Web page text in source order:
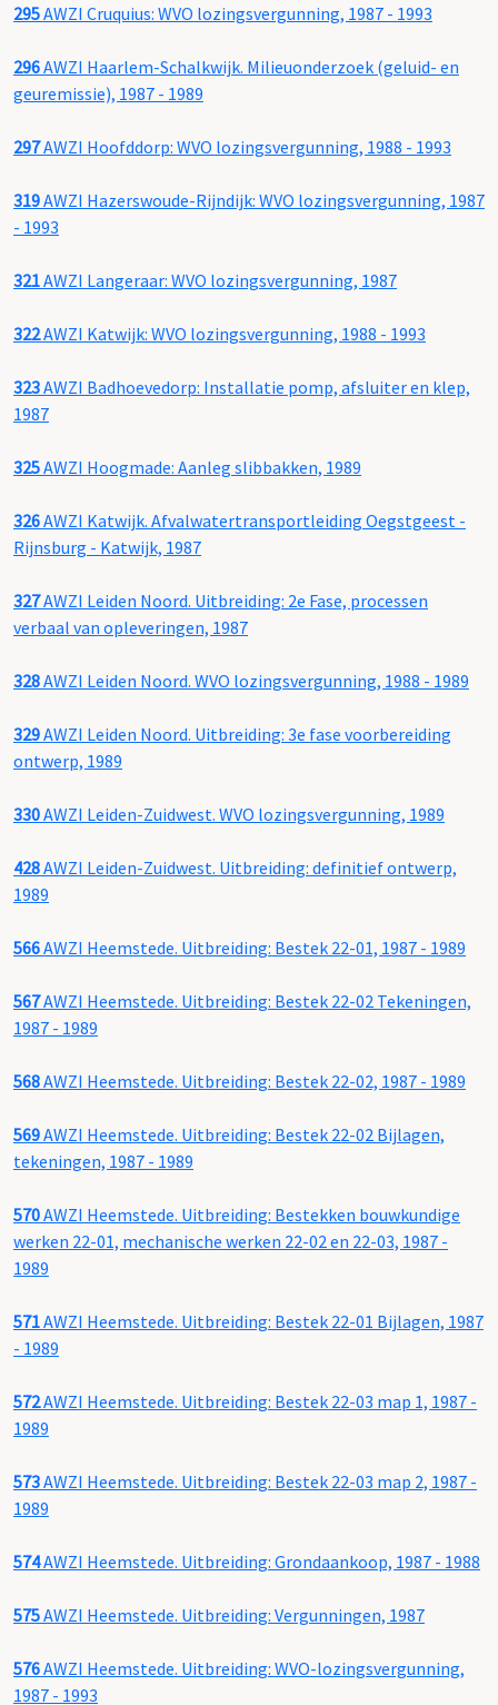
295AWZI Cruquius: WVO lozingsvergunning, 1987 - 1993
296AWZI Haarlem-Schalkwijk. Milieuonderzoek (geluid- en
geuremissie), 1987 - 1989
297AWZI Hoofddorp: WVO lozingsvergunning, 1988 - 1993
319AWZI Hazerswoude-Rijndijk: WVO lozingsvergunning, 1987
- 1993
321AWZI Langeraar: WVO lozingsvergunning, 1987
322AWZI Katwijk: WVO lozingsvergunning, 1988 - 1993
323AWZI Badhoevedorp: Installatie pomp, afsluiter en klep,
1987
325AWZI Hoogmade: Aanleg slibbakken, 1989
326AWZI Katwijk. Afvalwatertransportleiding Oegstgeest -
Rijnsburg - Katwijk, 1987
327AWZI Leiden Noord. Uitbreiding: 2e Fase, processen
verbaal van opleveringen, 1987
328AWZI Leiden Noord. WVO lozingsvergunning, 1988 - 1989
329AWZI Leiden Noord. Uitbreiding: 3e fase voorbereiding
ontwerp, 1989
330AWZI Leiden-Zuidwest. WVO lozingsvergunning, 1989
428AWZI Leiden-Zuidwest. Uitbreiding: definitief ontwerp,
1989
566AWZI Heemstede. Uitbreiding: Bestek 22-01, 1987 - 1989
567AWZI Heemstede. Uitbreiding: Bestek 22-02 Tekeningen,
1987 - 1989
568AWZI Heemstede. Uitbreiding: Bestek 22-02, 1987 - 1989
569AWZI Heemstede. Uitbreiding: Bestek 22-02 Bijlagen,
tekeningen, 1987 - 1989
570AWZI Heemstede. Uitbreiding: Bestekken bouwkundige
werken 22-01, mechanische werken 22-02 en 22-03, 1987 -
1989
571AWZI Heemstede. Uitbreiding: Bestek 22-01 Bijlagen, 1987
- 1989
572AWZI Heemstede. Uitbreiding: Bestek 22-03 map 1, 1987 -
1989
573AWZI Heemstede. Uitbreiding: Bestek 22-03 map 2, 1987 -
1989
574AWZI Heemstede. Uitbreiding: Grondaankoop, 1987 - 1988
575AWZI Heemstede. Uitbreiding: Vergunningen, 1987
576AWZI Heemstede. Uitbreiding: WVO-lozingsvergunning,
1987 - 1993